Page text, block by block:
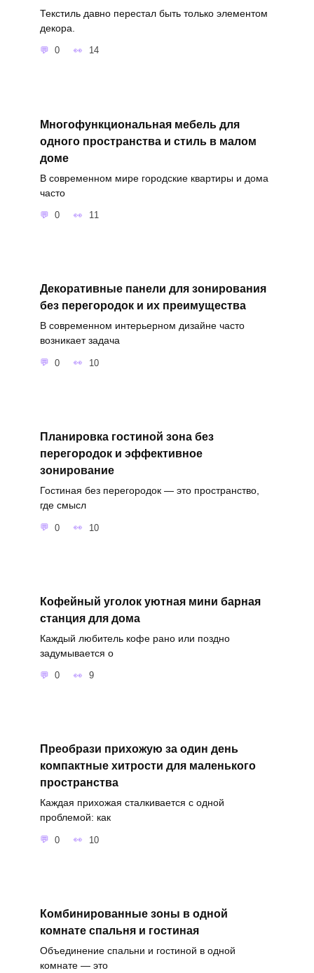
Текстиль давно перестал быть только элементом
декора.
0 14
Многофункциональная мебель для
одного пространства и стиль в малом
доме
В современном мире городские квартиры и дома
часто
0 11
Декоративные панели для зонирования
без перегородок и их преимущества
В современном интерьерном дизайне часто
возникает задача
0 10
Планировка гостиной зона без
перегородок и эффективное
зонирование
Гостиная без перегородок — это пространство,
где смысл
0 10
Кофейный уголок уютная мини барная
станция для дома
Каждый любитель кофе рано или поздно
задумывается о
0 9
Преобрази прихожую за один день
компактные хитрости для маленького
пространства
Каждая прихожая сталкивается с одной
проблемой: как
0 10
Комбинированные зоны в одной
комнате спальня и гостиная
Объединение спальни и гостиной в одной
комнате — это